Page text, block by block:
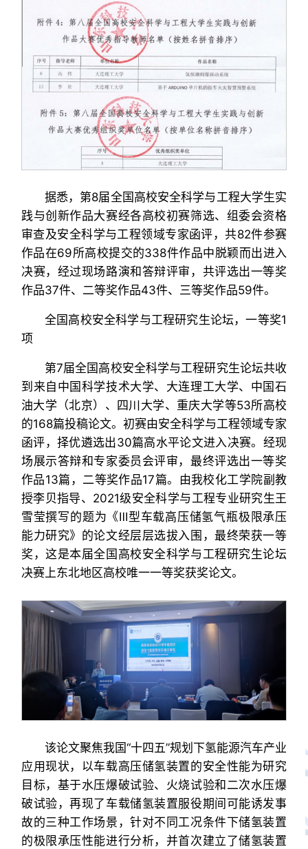
据悉，第8届全国高校安全科学与工程大学生实
践与创新作品大赛经各高校初赛筛选、组委会资格
审查及安全科学与工程领域专家函评，共82件参赛
作品在69所高校提交的338件作品中脱颖而出进入
决赛，经过现场路演和答辩评审，共评选出一等奖
作品37件、二等奖作品43件、三等奖作品59件。
全国高校安全科学与工程研究生论坛，一等奖1
项
第7届全国高校安全科学与工程研究生论坛共收
到来自中国科学技术大学、大连理工大学、中国石
油大学（北京）、四川大学、重庆大学等53所高校
的168篇投稿论文。初赛由安全科学与工程领域专家
函评，择优遴选出30篇高水平论文进入决赛。经现
场展示答辩和专家委员会评审，最终评选出一等奖
作品13篇，二等奖作品17篇。由我校化工学院副教
授李贝指导、2021级安全科学与工程专业研究生王
雪莹撰写的题为《Ⅲ型车载高压储氢气瓶极限承压
能力研究》的论文经层层选拔入围，最终荣获一等
奖，这是本届全国高校安全科学与工程研究生论坛
决赛上东北地区高校唯一一等奖获奖论文。
该论文聚焦我国“十四五”规划下氢能源汽车产业
应用现状，以车载高压储氢装置的安全性能为研究
目标，基于水压爆破试验、火烧试验和二次水压爆
破试验，再现了车载储氢装置服役期间可能诱发事
故的三种工作场景，针对不同工况条件下储氢装置
的极限承压性能进行分析，并首次建立了储氢装置